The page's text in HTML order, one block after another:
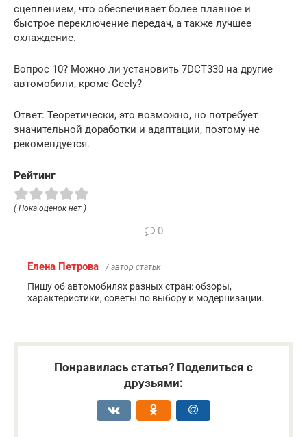
сцеплением, что обеспечивает более плавное и
быстрое переключение передач, а также лучшее
охлаждение.
Вопрос 10? Можно ли установить 7DCT330 на другие
автомобили, кроме Geely?
Ответ: Теоретически, это возможно, но потребует
значительной доработки и адаптации, поэтому не
рекомендуется.
Рейтинг
( Пока оценок нет )
0
Елена Петрова / автор статьи
Пишу об автомобилях разных стран: обзоры,
характеристики, советы по выбору и модернизации.
Понравилась статья? Поделиться с
друзьями: